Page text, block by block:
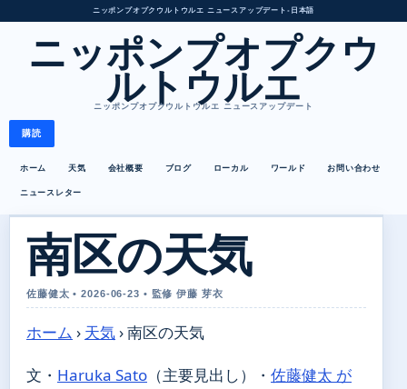
ニッポンプオプクウルトウルエ ニュースアップデート • 日本語
ニッポンプオプクウ
ルトウルエ
ニッポンプオプクウルトウルエ ニュースアップデート
購読
ホーム 天気 会社概要 ブログ ローカル ワールド お問い合わせ
ニュースレター
南区の天気
佐藤健太 • 2026-06-23 • 監修 伊藤 芽衣
ホーム › 天気›南区の天気
文・ Haruka Sato （主要見出し） ・ 佐藤健太 が